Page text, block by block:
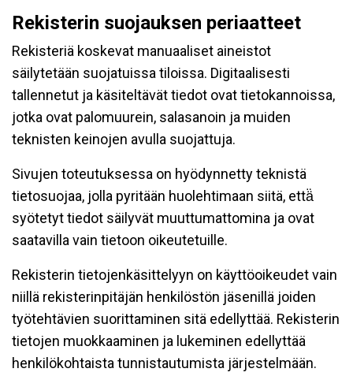
Rekisterin suojauksen periaatteet
Rekisteriä koskevat manuaaliset aineistot
säilytetään suojatuissa tiloissa. Digitaalisesti
tallennetut ja käsiteltävät tiedot ovat tietokannoissa,
jotka ovat palomuurein, salasanoin ja muiden
teknisten keinojen avulla suojattuja.
Sivujen toteutuksessa on hyödynnetty teknistä
tietosuojaa, jolla pyritään huolehtimaan siitä, että̈
syötetyt tiedot säilyvät muuttumattomina ja ovat
saatavilla vain tietoon oikeutetuille.
Rekisterin tietojenkäsittelyyn on käyttöoikeudet vain
niillä rekisterinpitäjän henkilöstön jäsenillä joiden
työtehtävien suorittaminen sitä edellyttää. Rekisterin
tietojen muokkaaminen ja lukeminen edellyttää
henkilökohtaista tunnistautumista järjestelmään.